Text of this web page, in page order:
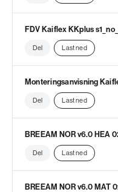
FDV Kaiflex KKplus
Del Last ned
Monteringsanvisning
Del Last ned
BREEAM NOR v6.0 HEA
Del Last ned
BREEAM NOR v6.0 MAT